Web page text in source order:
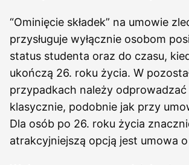
“Ominięcie składek” na umowie
przysługuje wyłącznie osobom
status studenta oraz do czasu,
ukończą 26. roku życia. W
przypadkach należy odprowadzać
klasycznie, podobnie jak przy
Dla osób po 26. roku życia
atrakcyjniejszą opcją jest umowa o